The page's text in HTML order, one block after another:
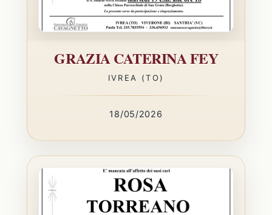
GRAZIA CATERINA FEY
IVREA (TO)
18/05/2026